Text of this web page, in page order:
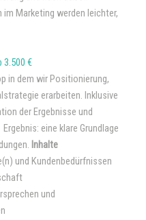
Marketing werden leichter,
3.500 €
in dem wir Positionierung,
erarbeiten. Inklusive
der Ergebnisse und
Ergebnis: eine klare Grundlage
Inhalte
und Kundenbedürfnissen
und